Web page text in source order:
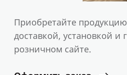
Приобретайте
доставкой, установкой и
розничном сайте.